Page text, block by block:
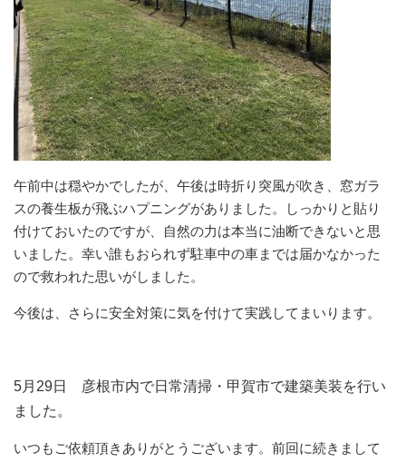
午前中は穏やかでしたが、午後は時折り突風が吹き、窓ガラ
スの養生板が飛ぶハプニングがありました。しっかりと貼り
付けておいたのですが、自然の力は本当に油断できないと思
いました。幸い誰もおられず駐車中の車までは届かなかった
ので救われた思いがしました。
今後は、さらに安全対策に気を付けて実践してまいります。
5月29日 彦根市内で日常清掃・甲賀市で建築美装を行い
ました。
いつもご依頼頂きありがとうございます。前回に続きまして